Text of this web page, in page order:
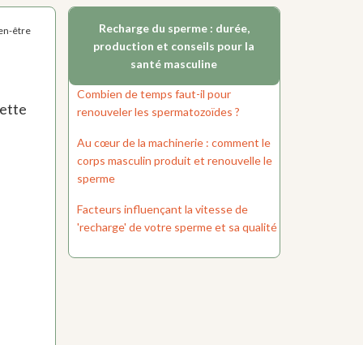
être
Recharge du sperme : durée,
production et conseils pour la
santé masculine
Combien de temps faut-il pour
renouveler les spermatozoïdes ?
Au cœur de la machinerie : comment le
corps masculin produit et renouvelle le
sperme
Facteurs influençant la vitesse de
'recharge' de votre sperme et sa qualité